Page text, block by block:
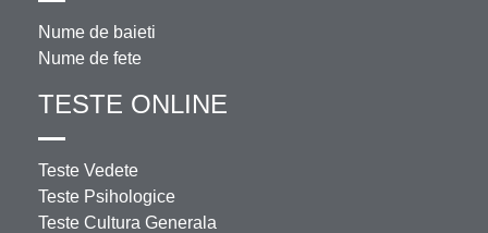
Nume de baieti
Nume de fete
TESTE ONLINE
Teste Vedete
Teste Psihologice
Teste Cultura Generala